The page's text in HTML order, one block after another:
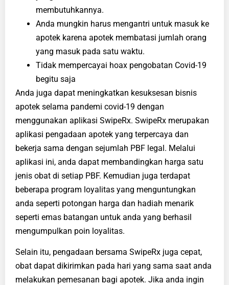
membutuhkannya.
Anda mungkin harus mengantri untuk masuk ke
apotek karena apotek membatasi jumlah orang
yang masuk pada satu waktu.
Tidak mempercayai hoax pengobatan Covid-19
begitu saja
Anda juga dapat meningkatkan kesuksesan bisnis
apotek selama pandemi covid-19 dengan
menggunakan aplikasi SwipeRx. SwipeRx merupakan
aplikasi pengadaan apotek yang terpercaya dan
bekerja sama dengan sejumlah PBF legal. Melalui
aplikasi ini, anda dapat membandingkan harga satu
jenis obat di setiap PBF. Kemudian juga terdapat
beberapa program loyalitas yang menguntungkan
anda seperti potongan harga dan hadiah menarik
seperti emas batangan untuk anda yang berhasil
mengumpulkan poin loyalitas.
Selain itu, pengadaan bersama SwipeRx juga cepat,
obat dapat dikirimkan pada hari yang sama saat anda
melakukan pemesanan bagi apotek. Jika anda ingin